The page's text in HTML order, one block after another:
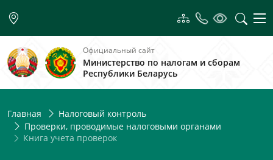
Официальный сайт
Министерство по налогам и сборам
Республики Беларусь
Главная
Налоговый контроль
Проверки, проводимые налоговыми органами
Книга учета проверок